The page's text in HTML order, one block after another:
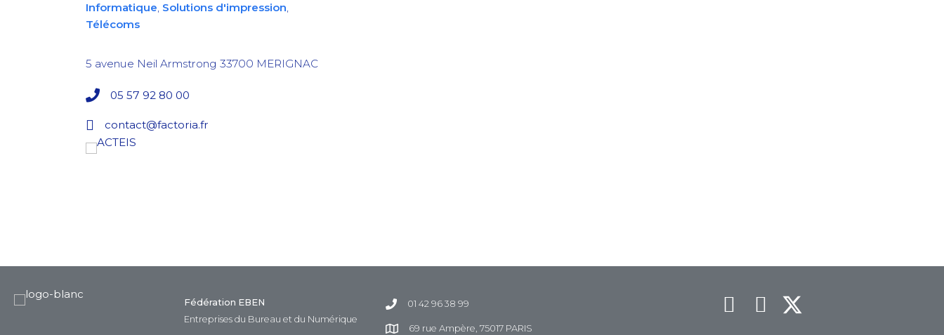
Informatique, Solutions d'impression,
Télécoms
5 avenue Neil Armstrong 33700 MERIGNAC
05 57 92 80 00
contact@factoria.fr
Fédération EBEN
Entreprises du Bureau et du Numérique
01 42 96 38 99
69 rue Ampère, 75017 PARIS